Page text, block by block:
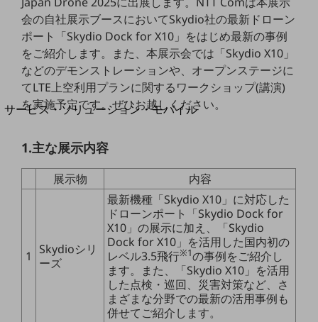
自治体・地域社会との共創
LGPF(Local Government Platform)
別ウィンドウで開きます
サービス・ソリューション・モバイル
DXに関する課題を解決する
カテゴリーで探す
カテゴリーで探すTOP
クラウド・データセンター
電話・映像コミュニケーション
会の自社展示ブースにおいてSkydio社の最新ドローン
ポート「Skydio Dock for X10」をはじめ最新の事例
をご紹介します。また、本展示会では「Skydio X10」
などのデモンストレーションや、オープンステージに
てLTE上空利用プランに関するワークショップ(講演)
を実施予定です。ぜひお越しください。
1.主な展示内容
展示物 内容
1
Skydioシリ
ーズ
最新機種「Skydio X10」に対応した
ドローンポート「Skydio Dock for
X10」の展示に加え、「Skydio
Dock for X10」を活用した国内初の
レベル3.5飛行※1の事例をご紹介し
ます。また、「Skydio X10」を活用
した点検・巡回、災害対策など、さ
まざまな分野での最新の活用事例も
併せてご紹介します。